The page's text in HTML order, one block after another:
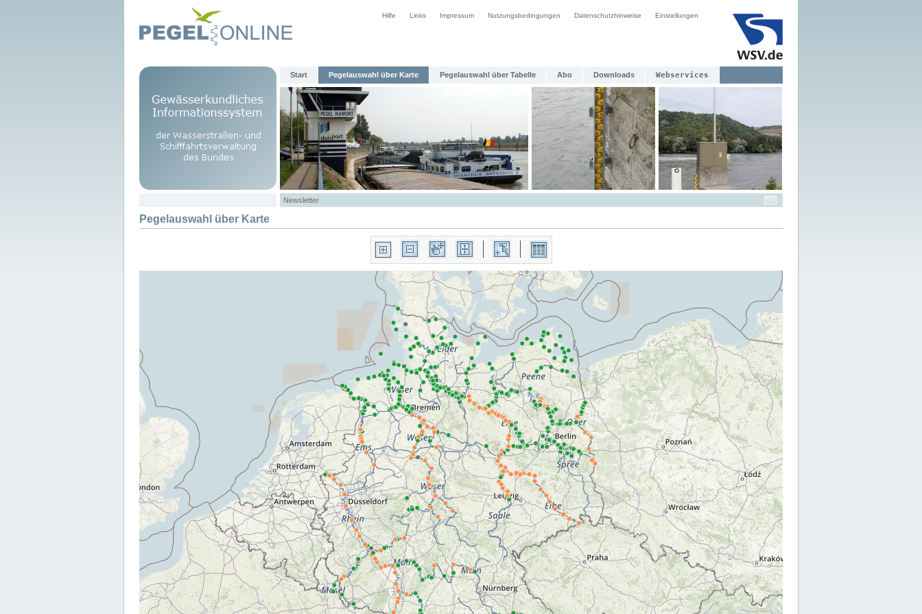
Hilfe Links Impressum Nutzungsbedingungen Datenschutzhinweise Einstellungen
Start Pegelauswahl über Karte Pegelauswahl über Tabelle Abo Downloads Webservices
Newsletter
Pegelauswahl über Karte